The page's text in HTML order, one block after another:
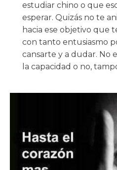
estudiar chino o que
esperar. Quizás no te
hacia ese objetivo que
con tanto entusiasmo
cansarte y a dudar. No
la capacidad o no,